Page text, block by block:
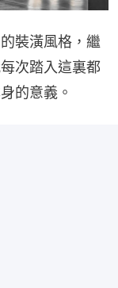
裝潢風格，繼
次踏入這裏都
的意義。